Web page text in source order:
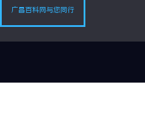
广昌百科网与您同行